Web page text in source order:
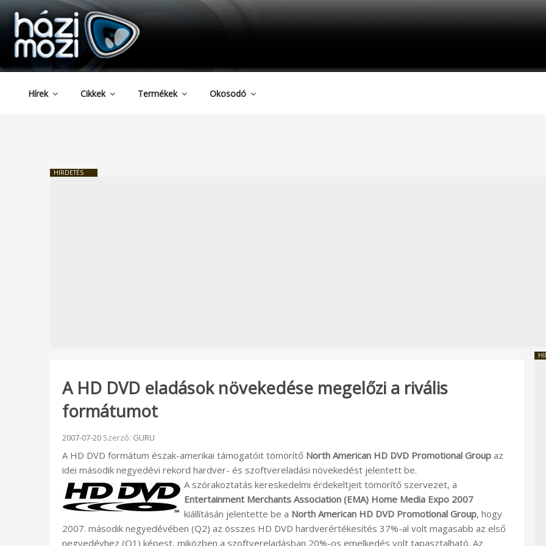
Tartalomhoz
HAZIMOZI
Hírek Cikkek Termékek Okosodó
HIRDETÉS
A HD DVD eladások növekedése megelőzi a rivális
formátumot
Beküldve:
2007-07-20 Szerző: GURU
A HD DVD formátum észak-amerikai támogatóit tömörítő North American HD DVD Promotional Group az
idei második negyedévi rekord hardver- és szoftvereladási növekedést jelentett be.
A szórakoztatás kereskedelmi érdekeltjeit tömörítő szervezet, a
Entertainment Merchants Association (EMA) Home Media Expo 2007
kiállításán jelentette be a North American HD DVD Promotional Group, hogy
2007. második negyedévében (Q2) az összes HD DVD hardverértékesítés 37%-al volt magasabb az első
negyedévhez (Q1) képest, miközben a szoftvereladásban 20%-os emelkedés volt tapasztalható. Az